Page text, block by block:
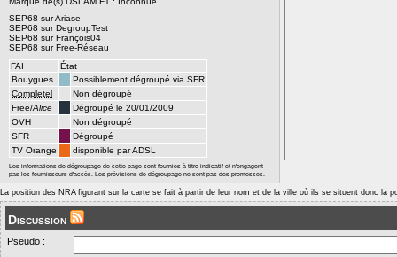
SEP68 sur Ariase
SEP68 sur DegroupTest
SEP68 sur François04
SEP68 sur Free-Réseau
FAI
État
Bouygues
Possiblement dégroupé via SFR
Completel
Non dégroupé
Free/Alice
Dégroupé le 20/01/2009
OVH
Non dégroupé
SFR
Dégroupé
TV Orange
disponible par ADSL
Les informations de dégroupage de cette page sont fournies à titre indicatif et n'engagent
pas les fournisseurs d'accès. Les prévisions de dégroupage ne sont pas des promesses.
La position des NRA figurant sur la carte se fait à partir de leur nom et de la ville où ils se situent donc la
Discussion
Pseudo :